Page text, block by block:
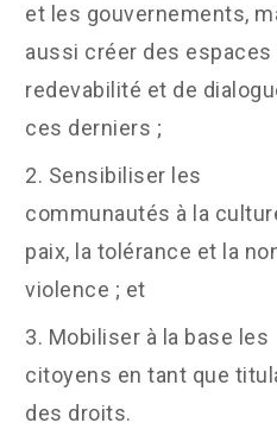
et les gouvernements,
aussi créer des espaces
redevabilité et de
ces derniers ;
Sensibiliser les
communautés à la
paix, la tolérance et la
violence ; et
Mobiliser à la base les
citoyens en tant que
des droits.